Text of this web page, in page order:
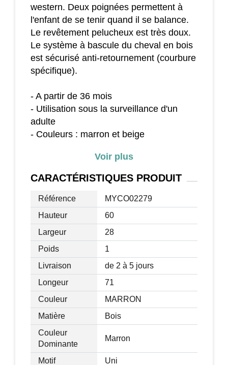
western. Deux poignées permettent à
l'enfant de se tenir quand il se balance.
Le revêtement pelucheux est très doux.
Le système à bascule du cheval en bois
est sécurisé anti-retournement (courbure
spécifique).
- A partir de 36 mois
- Utilisation sous la surveillance d'un
adulte
- Couleurs : marron et beige
- Hauteur d'assise : 35 cm
- Fonction vocale hennissement (2 piles
LR6)
- Matériaux : peluche (densité 310-330
g/m²), mousse et peuplier
- Charge maximale : 60 kg
- Certifications normes EN71-1, EN71-2,
EN71-3 et EMC
Voir plus
CARACTÉRISTIQUES PRODUIT
Référence
MYCO02279
Hauteur
60
Largeur
28
Poids
1
Livraison
de 2 à 5 jours
Longeur
71
Couleur
MARRON
Matière
Bois
Couleur
Dominante
Marron
Motif Uni